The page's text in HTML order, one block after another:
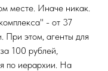
месте. Иначе никак.
- от 37
При этом, агенты для
100 рублей,
по иерархии. На